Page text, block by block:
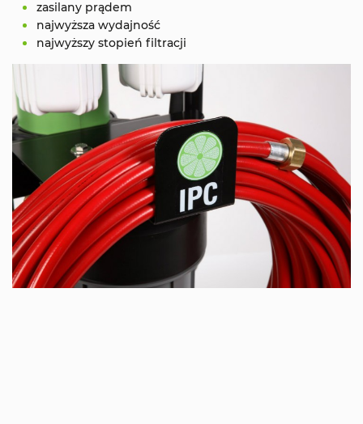
zasilany prądem
najwyższa wydajność
najwyższy stopień filtracji